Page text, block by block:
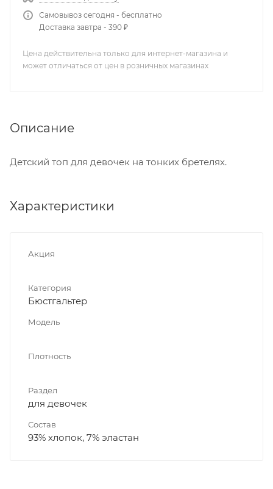
Самовывоз сегодня - бесплатно
Доставка завтра - 390 ₽
Цена действительна только для интернет-магазина и
может отличаться от цен в розничных магазинах
Описание
Детский топ для девочек на тонких бретелях.
Характеристики
Акция
Категория
Бюстгальтер
Модель
Плотность
Раздел
для девочек
Состав
93% хлопок, 7% эластан